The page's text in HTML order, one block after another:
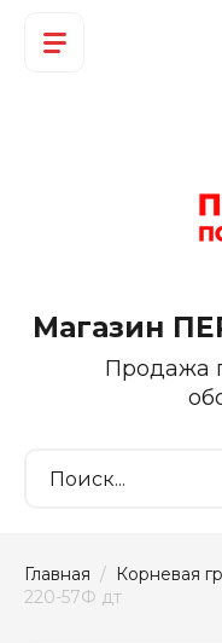
Магазин
Продажа
Главная / Корневая
220-57Ф дт